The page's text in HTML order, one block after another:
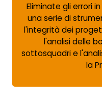
Eliminate gli errori
una serie di
l'integrità dei
l'analisi delle
sottosquadri e
la